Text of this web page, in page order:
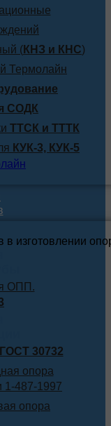
(КНЗ и КНС)
Термолайн
СОДК
ТТСК и ТТТК
КУК-3, КУК-5
ОПП.
ГОСТ 30732
опора
1-487-1997
опора